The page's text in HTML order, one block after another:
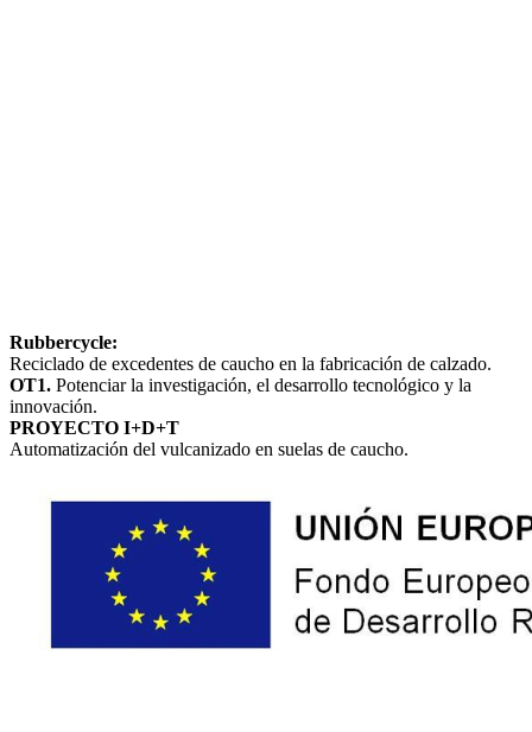
Rubbercycle:
Reciclado de excedentes de caucho en la fabricación de calzado.
OT1. Potenciar la investigación, el desarrollo tecnológico y la
innovación.
PROYECTO I+D+T
Automatización del vulcanizado en suelas de caucho.